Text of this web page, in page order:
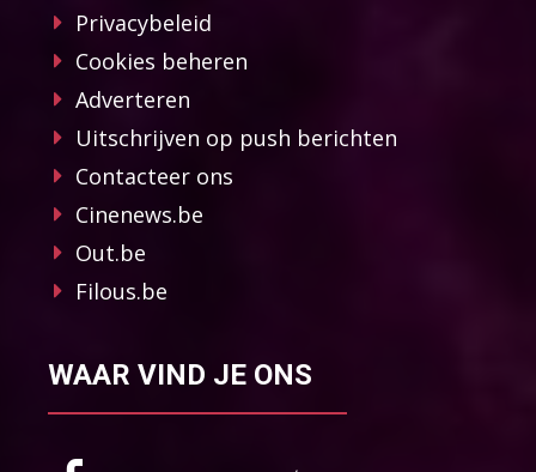
Privacybeleid
Cookies beheren
Adverteren
Uitschrijven op push berichten
Contacteer ons
Cinenews.be
Out.be
Filous.be
WAAR VIND JE ONS